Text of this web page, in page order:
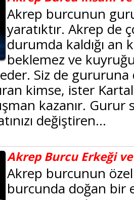
Akrep burcunun
yaratıktır. Akrep de
durumda kaldığı
beklemez ve
Siz de
kimse, ister
kazanır. Gurur
değiştiren...
Akrep Burcu Erkeği
Akrep burcunun
burcunda doğan bir